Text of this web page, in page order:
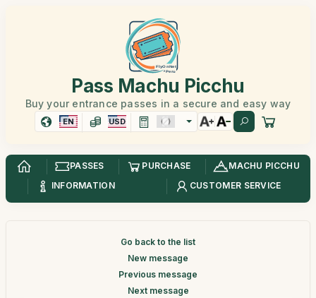
Pass Machu Picchu
Buy your entrance passes in a secure and easy way
EN USD
PASSES PURCHASE
MACHU PICCHU
INFORMATION
CUSTOMER SERVICE
Go back to the list
New message
Previous message
Next message